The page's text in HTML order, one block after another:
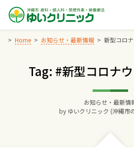
Skip
content
Home お知らせ・最新情報 新型コロ
Tag: #新型コロナ
お知らせ・最新情
by ゆいクリニック (沖縄市
Home
交通アクセス